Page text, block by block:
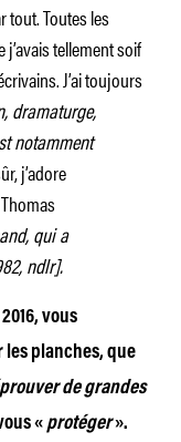
tout. Toutes les
tellement soif
J’ai toujours
dramaturge,
notamment
j’adore
qui a
ndlr].
vous
les planches, que
de grandes
«protéger».